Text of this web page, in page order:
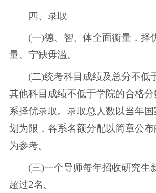
四、录取
(一)德、智、体全面衡量，择
量、宁缺毋滥。
(二)统考科目成绩及总分不低
其他科目成绩不低于学院的合格
系择优录取。录取总人数以当年
划为限，各系名额分配以简章公
为参考。
(三)一个导师每年招收研究生
超过2名。